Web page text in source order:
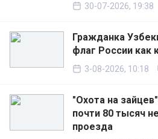
30-07-2026, 19:38
Гражданка
флаг России как
3-08-2026, 10:18
"Охота на
почти 80 тысяч
проезда